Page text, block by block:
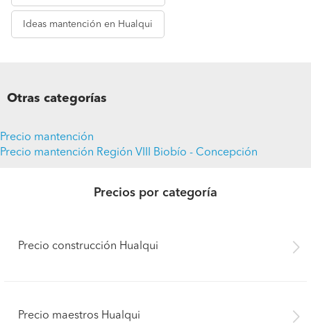
Ideas mantención en Hualqui
Otras categorías
Precio mantención
Precio mantención Región VIII Biobío - Concepción
Precios por categoría
Precio construcción Hualqui
Precio maestros Hualqui